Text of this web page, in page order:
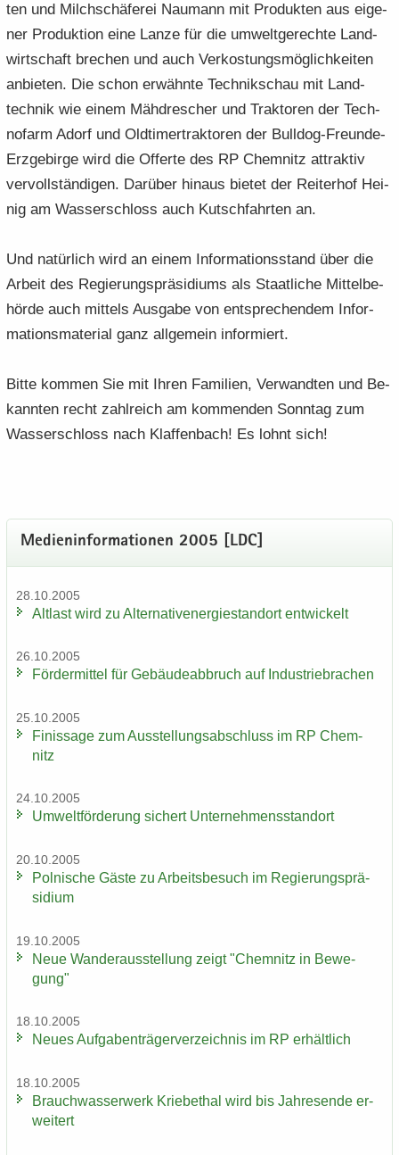
ten und Milch­schä­fe­rei Nau­mann mit Pro­duk­ten aus ei­ge­
ner Pro­duk­ti­on eine Lanze für die um­welt­ge­rech­te Land­
wirt­schaft bre­chen und auch Ver­kos­tungs­mög­lich­kei­ten
an­bie­ten. Die schon er­wähn­te Tech­nik­schau mit Land­
tech­nik wie einem Mäh­dre­scher und Trak­to­ren der Tech­
no­farm Adorf und Old­ti­mer­trak­to­ren der Bulldog-​Freunde-
Erzgebirge wird die Of­fer­te des RP Chem­nitz at­trak­tiv
ver­voll­stän­di­gen. Dar­über hin­aus bie­tet der Rei­ter­hof Hei­
nig am Was­ser­schloss auch Kutsch­fahr­ten an.
Und na­tür­lich wird an einem In­for­ma­ti­ons­stand über die
Ar­beit des Re­gie­rungs­prä­si­di­ums als Staat­li­che Mit­tel­be­
hör­de auch mit­tels Aus­ga­be von ent­spre­chen­dem In­for­
ma­ti­ons­ma­te­ri­al ganz all­ge­mein in­for­miert.
Bitte kom­men Sie mit Ihren Fa­mi­li­en, Ver­wand­ten und Be­
kann­ten recht zahl­reich am kom­men­den Sonn­tag zum
Was­ser­schloss nach Klaf­fen­bach! Es lohnt sich!
Me­di­en­in­for­ma­tio­nen 2005 [LDC]
28.10.2005
Alt­last wird zu Al­ter­na­tiv­ener­gie­stand­ort ent­wi­ckelt
26.10.2005
För­der­mit­tel für Ge­bäu­de­ab­bruch auf In­dus­trie­bra­chen
25.10.2005
Fi­nis­sa­ge zum Aus­stel­lungs­ab­schluss im RP Chem­
nitz
24.10.2005
Um­welt­för­de­rung si­chert Un­ter­neh­mens­stand­ort
20.10.2005
Pol­ni­sche Gäste zu Ar­beits­be­such im Re­gie­rungs­prä­
si­di­um
19.10.2005
Neue Wan­der­aus­stel­lung zeigt "Chem­nitz in Be­we­
gung"
18.10.2005
Neues Auf­ga­ben­trä­ger­ver­zeich­nis im RP er­hält­lich
18.10.2005
Brauch­was­ser­werk Krie­be­thal wird bis Jah­res­en­de er­
wei­tert